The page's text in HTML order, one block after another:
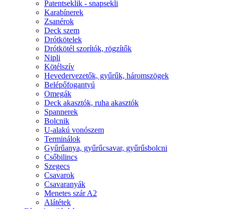
Patentseklik - snapsekli
Karabínerek
Zsanérok
Deck szem
Drótkötelek
Drótkötél szorítók, rögzítők
Nipli
Kötélszív
Hevedervezetők, gyűrűk, háromszögek
Belépőfogantyú
Omegák
Deck akasztók, ruha akasztók
Spannerek
Bolcnik
U-alakú vonószem
Terminálok
Gyűrűanya, gyűrűcsavar, gyűrűsbolcni
Csőbilincs
Szegecs
Csavarok
Csavaranyák
Menetes szár A2
Alátétek